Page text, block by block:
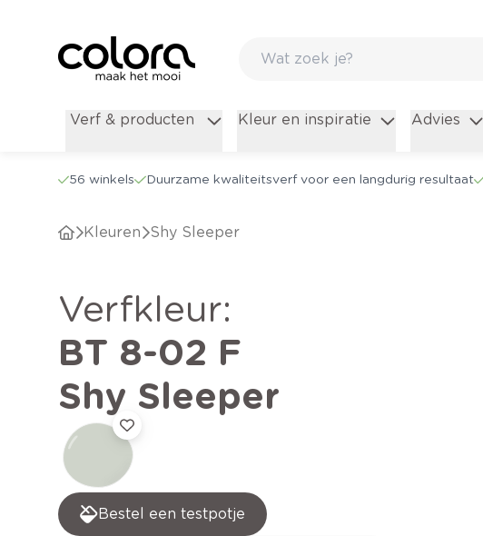
Verf & producten Kleur en inspiratie Advies
56 winkels Duurzame kwaliteitsverf voor een langdurig resultaat
Kleuren Shy Sleeper
verfkleur:
BT 8-02 F
Shy Sleeper
Bestel een testpotje